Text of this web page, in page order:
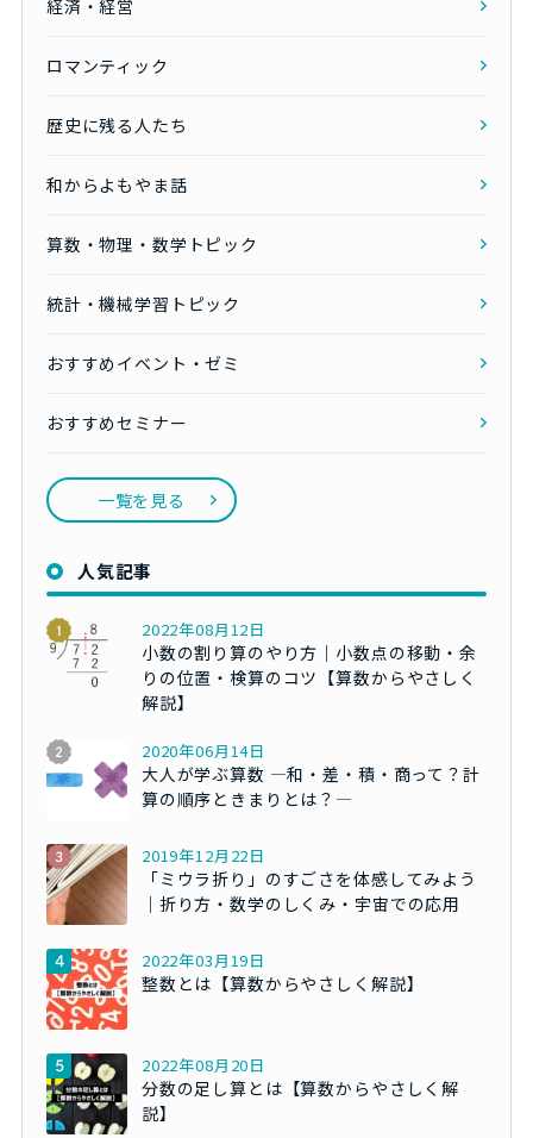
経済・経営
ロマンティック
歴史に残る人たち
和からよもやま話
算数・物理・数学トピック
統計・機械学習トピック
おすすめイベント・ゼミ
おすすめセミナー
一覧を見る
人気記事
2022年08月12日
小数の割り算のやり方｜小数点の移動・余
りの位置・検算のコツ【算数からやさしく
解説】
2020年06月14日
大人が学ぶ算数 ―和・差・積・商って？計
算の順序ときまりとは？―
2019年12月22日
「ミウラ折り」のすごさを体感してみよう
｜折り方・数学のしくみ・宇宙での応用
2022年03月19日
整数とは【算数からやさしく解説】
2022年08月20日
分数の足し算とは【算数からやさしく解
説】